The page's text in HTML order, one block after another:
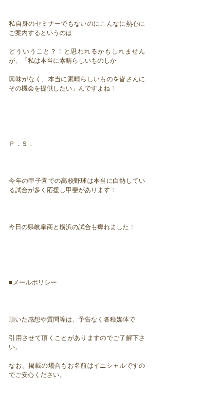
私自身のセミナーでもないのにこんなに熱心に
ご案内するというのは
どういうこと？！と思われるかもしれません
が、「私は本当に素晴らしいものしか
興味がなく、本当に素晴らしいものを皆さんに
その機会を提供したい」んですよね！
Ｐ．Ｓ．
今年の甲子園での高校野球は本当に白熱してい
る試合が多く応援し甲斐があります！
今日の県岐阜商と横浜の試合も痺れました！
■メールポリシー
頂いた感想や質問等は、予告なく各種媒体で
引用させて頂くことがありますのでご了解下さ
い。
なお、掲載の場合もお名前はイニシャルですの
でご安心ください。